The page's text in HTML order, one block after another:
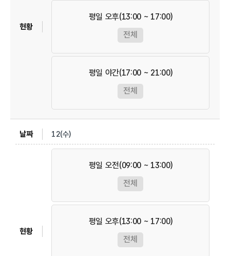
평일 오후(13:00 ~ 17:00)
전체
평일 야간(17:00 ~ 21:00)
전체
12(수)
평일 오전(09:00 ~ 13:00)
전체
평일 오후(13:00 ~ 17:00)
전체